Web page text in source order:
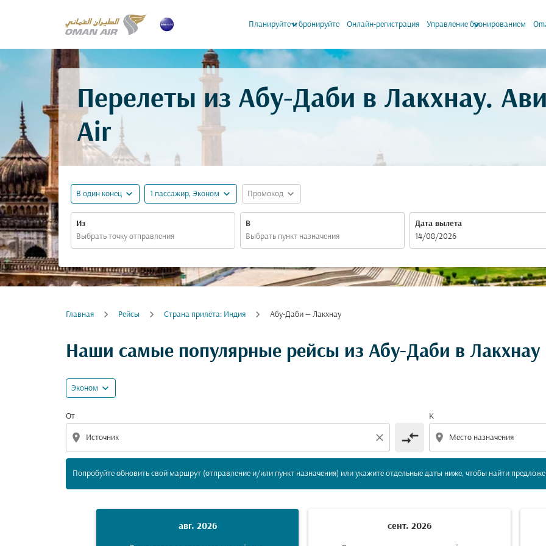
Планируйте и бронируйте
keyboard_arrow_down Онлайн-регистрация Управление бронированием
keyboard_arrow_down
Перелеты из Абу-Даби в Лакхнау.
Air
В один конец expand_more 1 пассажир, Эконом expand_more Промокод expand_more
Из В
Дата вылета
fc-booking-departure-date-aria-label
14/08/2026
Главная Рейсы Cтрана прилёта: Индия Абу-Даби — Лакхнау
Наши самые популярные рейсы из Абу-Даби в Лакхнау
Эконом expand_more
От
location_on close compare_arrows
К
location_on
Попробуйте обновить свой маршрут (отправление и/или пункт назначения) или укажите отдельные даты ниже, чтобы найти
Попробуйте обновить свой маршрут (отправление и/или пункт назначения) или укажите
авг. 2026 сент. 2026